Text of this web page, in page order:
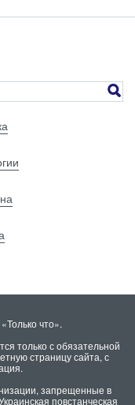
что».
только с обязательной
страницу сайта, с
запрещенные в
повстанческая